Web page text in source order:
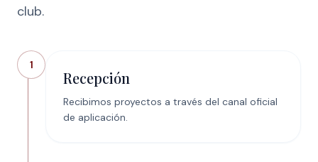
club.
1
Recepción
Recibimos proyectos a través del canal oficial
de aplicación.